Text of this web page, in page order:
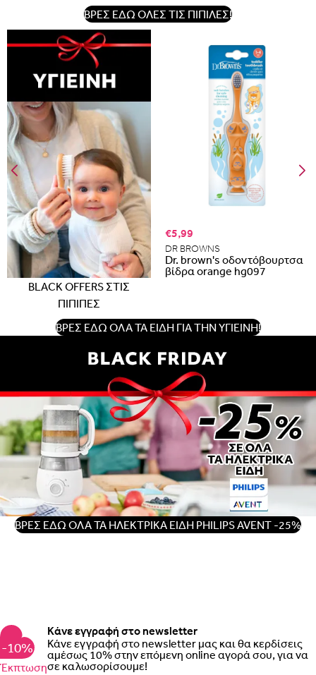
ΒΡΕΣ ΕΔΩ ΟΛΕΣ ΤΙΣ ΠΙΠΙΛΕΣ!
BLACK OFFERS ΣΤΙΣ
ΠΙΠΙΠΕΣ
€5,99
DR BROWNS
Dr. brown's οδοντόβουρτσα
βίδρα orange hg097
ΒΡΕΣ ΕΔΩ ΟΛΑ ΤΑ ΕΙΔΗ ΓΙΑ ΤΗΝ ΥΓΙΕΙΝΗ!
ΒΡΕΣ ΕΔΩ ΟΛΑ ΤΑ ΗΛΕΚΤΡΙΚΑ ΕΙΔΗ PHILIPS AVENT -25%
-10%
Έκπτωση
Κάνε εγγραφή στο newsletter
Κάνε εγγραφή στο newsletter μας και θα κερδίσεις
αμέσως 10% στην επόμενη online αγορά σου, για να
σε καλωσορίσουμε!
Armenia
Romania
εδώ